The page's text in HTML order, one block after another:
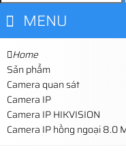
MENU
Home
Sản phẩm
Camera quan sát
Camera IP
Camera IP HIKVISION
Camera IP hồng ngoại 8.0